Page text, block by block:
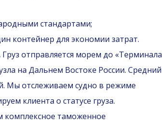
стандартами;
контейнер для экономии затрат.
Груз отправляется морем до «Терминала
на Дальнем Востоке России. Средний
Мы отслеживаем судно в режиме
клиента о статусе груза.
комплексное таможенное